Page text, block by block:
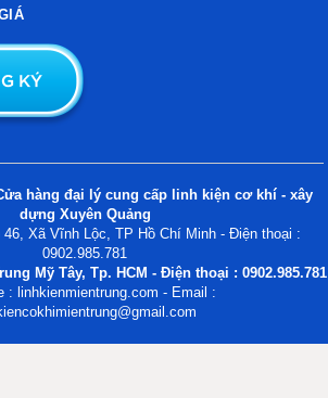
hàng đại lý cung cấp linh kiện cơ khí - xây
dựng Xuyên Quảng
Xã Vĩnh Lộc, TP Hồ Chí Minh - Điện thoại :
0902.985.781
Mỹ Tây, Tp. HCM - Điện thoại : 0902.985.781
: linhkienmientrung.com - Email :